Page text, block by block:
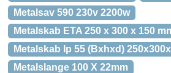
Metalsav 590 230v 2200w
Metalskab ETA 250 x 300 x 150
Metalskab Ip 55 (Bxhxd)
Metalslange 100 X 22mm